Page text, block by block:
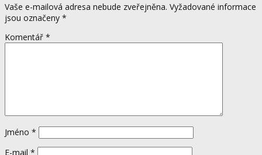
Vaše e-mailová adresa nebude zveřejněna. Vyžadované informace
jsou označeny *
Komentář *
Jméno *
E-mail *